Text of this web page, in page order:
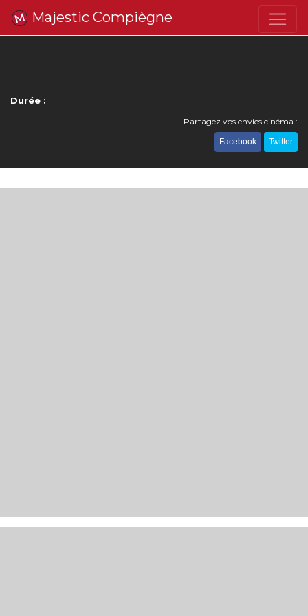
Majestic Compiègne
Durée :
Partagez vos envies cinéma :
Facebook Twitter